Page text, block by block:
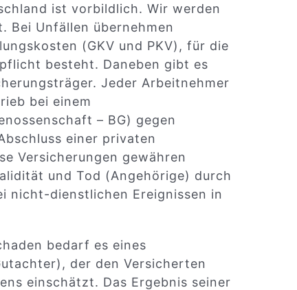
ist vorbildlich. Wir werden
Bei Unfällen übernehmen
(GKV und PKV), für die
besteht. Daneben gibt es
Jeder Arbeitnehmer
bei einem
– BG) gegen
einer privaten
Versicherungen gewähren
und Tod (Angehörige) durch
nicht-dienstlichen Ereignissen in
bedarf es eines
der den Versicherten
einschätzt. Das Ergebnis seiner